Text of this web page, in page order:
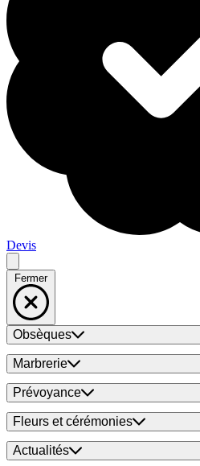
Devis
Fermer
Obsèques
Marbrerie
Prévoyance
Fleurs et cérémonies
Actualités